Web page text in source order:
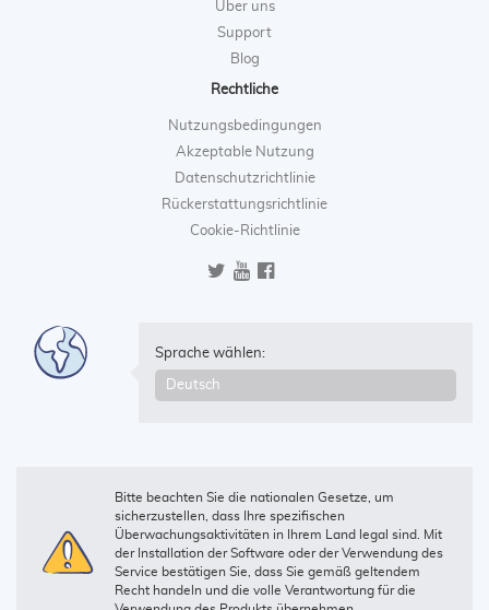
Über uns
Support
Blog
Rechtliche
Nutzungsbedingungen
Akzeptable Nutzung
Datenschutzrichtlinie
Rückerstattungsrichtlinie
Cookie-Richtlinie
Sprache wählen:
Bitte beachten Sie die nationalen Gesetze, um
sicherzustellen, dass Ihre spezifischen
Überwachungsaktivitäten in Ihrem Land legal sind. Mit
der Installation der Software oder der Verwendung des
Service bestätigen Sie, dass Sie gemäß geltendem
Recht handeln und die volle Verantwortung für die